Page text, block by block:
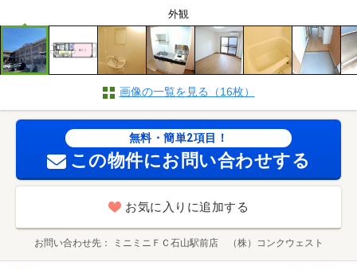
外観
画像の一覧を見る（16枚）
無料・簡単2項目！
この物件にお問い合わせする
お気に入りに追加する
お問い合わせ先 ミニミニＦＣ石山駅前店 （株）コンクウェスト